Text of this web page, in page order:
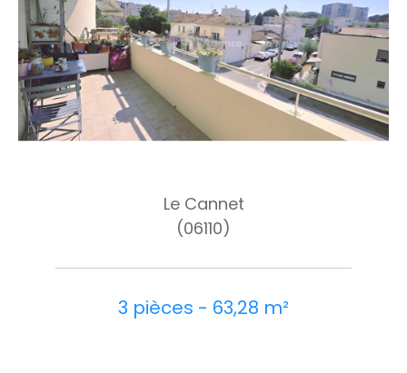
Le Cannet
(06110)
3 pièces - 63,28 m²